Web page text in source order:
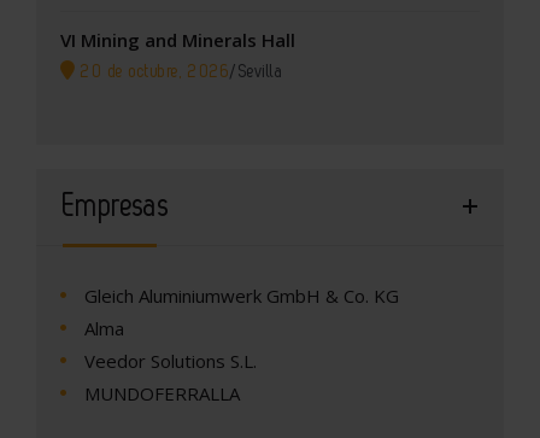
VI Mining and Minerals Hall
20 de octubre, 2026/ Sevilla
Empresas
Gleich Aluminiumwerk GmbH & Co. KG
Alma
Veedor Solutions S.L.
MUNDOFERRALLA